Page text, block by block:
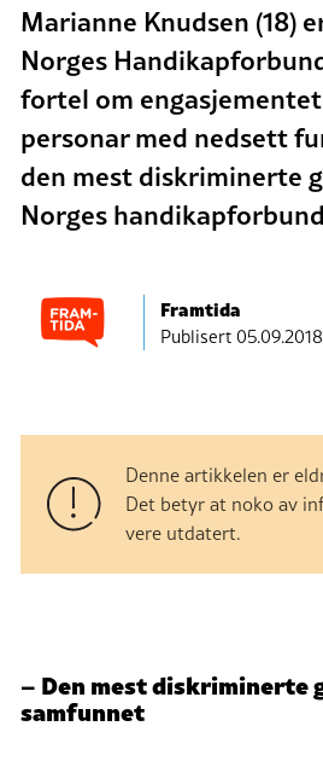
Marianne Knudsen (18)
Norges
fortel om
personar med nedsett
den mest diskriminerte
Norges
Framtida
Publisert
Denne artikkelen er
Det betyr at noko av
vere utdatert.
– Den mest diskriminerte
samfunnet